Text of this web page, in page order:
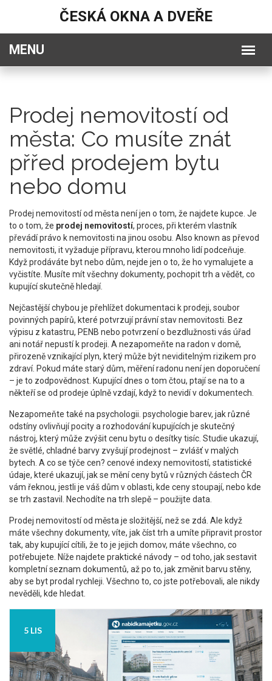
ČESKÁ OKNA A DVEŘE
Prodej nemovitostí od
města: Co musíte znát
přřed prodejem bytu
nebo domu
Prodej nemovitostí od města není jen o tom, že najdete kupce. Je
to o tom, že prodej nemovitostí, proces, při kterém vlastník
převádí právo k nemovitosti na jinou osobu . Also known as převod
nemovitosti, itvyžaduje přípravu, kterou mnoho lidí podceňuje.
Když prodáváte byt nebo dům, nejde jen o to, že ho vymalujete a
vyčistíte. Musíte mít všechny dokumenty, pochopit trh a vědět, co
kupující skutečně hledají.
Nejčastější chybou je přehlížetdokumentaci k prodeji, soubor
povinných papírů, které potvrzují právní stav nemovitosti . Bez
výpisu z katastru, PENB nebo potvrzení o bezdlužnosti vás úřad
ani notář nepustí k prodeji. A nezapomeňte na radon v domě,
přirozeně vznikající plyn, který může být neviditelným rizikem pro
zdraví. Pokud máte starý dům, měření radonu není jen doporučení
– je to zodpovědnost. Kupující dnes o tom čtou, ptají se na to a
někteří se od prodeje úplně vzdají, když to nevidí v dokumentech.
Nezapomeňte také na psychologii. psychologie barev, jak různé
odstíny ovlivňují pocity a rozhodování kupujících je skutečný
nástroj, který může zvýšit cenu bytu o desítky tisíc. Studie ukazují,
že světlé, chladné barvy zvyšují prodejnost – zvlášť v malých
bytech. A co se týče cen? cenové indexy nemovitostí, statistické
údaje, které ukazují, jak se mění ceny bytů v různých částech ČR
vám řeknou, jestli je váš dům v oblasti, kde ceny stoupají, nebo kde
se trh zastavil. Nechodíte na trh slepě – použijte data.
Prodej nemovitostí od města je složitější, než se zdá. Ale když
máte všechny dokumenty, víte, jak číst trh a umíte připravit prostor
tak, aby kupující cítili, že to je jejich domov, máte všechno, co
potřebujete. Níže najdete praktické návody – od toho, jak sestavit
kompletní seznam dokumentů, až po to, jak změnit barvu stěny,
aby se byt prodal rychleji. Všechno to, co jste potřebovali, ale nikdy
nevěděli, kde hledat.
5 LIS